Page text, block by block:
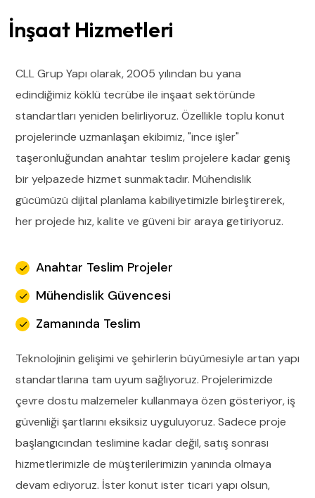
İnşaat Hizmetleri
CLL Grup Yapı olarak, 2005 yılından bu yana
edindiğimiz köklü tecrübe ile inşaat sektöründe
standartları yeniden belirliyoruz. Özellikle toplu konut
projelerinde uzmanlaşan ekibimiz, "ince işler"
taşeronluğundan anahtar teslim projelere kadar geniş
bir yelpazede hizmet sunmaktadır. Mühendislik
gücümüzü dijital planlama kabiliyetimizle birleştirerek,
her projede hız, kalite ve güveni bir araya getiriyoruz.
Anahtar Teslim Projeler
Mühendislik Güvencesi
Zamanında Teslim
Teknolojinin gelişimi ve şehirlerin büyümesiyle artan yapı
standartlarına tam uyum sağlıyoruz. Projelerimizde
çevre dostu malzemeler kullanmaya özen gösteriyor, iş
güvenliği şartlarını eksiksiz uyguluyoruz. Sadece proje
başlangıcından teslimine kadar değil, satış sonrası
hizmetlerimizle de müşterilerimizin yanında olmaya
devam ediyoruz. İster konut ister ticari yapı olsun,